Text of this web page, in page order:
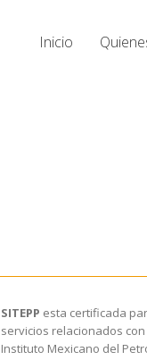
Inicio
SITEPP esta certificada
servicios relacionados
Instituto Mexicano del